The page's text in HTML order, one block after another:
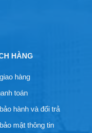
HÀNG
hàng
toán
hành và đổi trả
mật thông tin